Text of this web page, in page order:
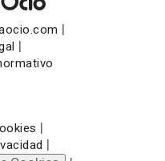
|
|
|
|